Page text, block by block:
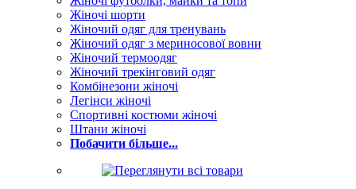
Жіночі шорти
Жіночий одяг для тренувань
Жіночий одяг з мериносової вовни
Жіночий термоодяг
Жіночий трекінговий одяг
Комбінезони жіночі
Легінси жіночі
Спортивні костюми жіночі
Штани жіночі
Побачити більше...